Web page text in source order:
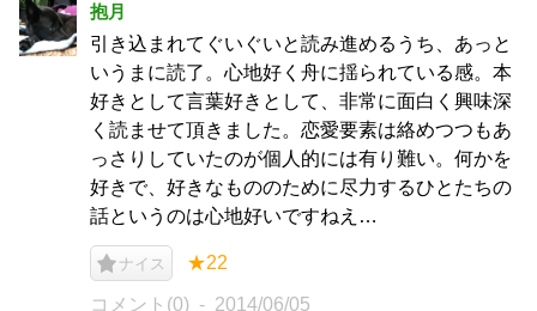
抱月
引き込まれてぐいぐいと読み進めるうち、あっと
いうまに読了。心地好く舟に揺られている感。本
好きとして言葉好きとして、非常に面白く興味深
く読ませて頂きました。恋愛要素は絡めつつもあ
っさりしていたのが個人的には有り難い。何かを
好きで、好きなもののために尽力するひとたちの
話というのは心地好いですねえ…
ナイス ★22
コメント(0) 2014/06/05